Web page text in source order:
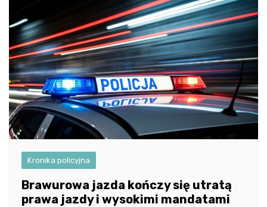
Kronika policyjna
Brawurowa jazda kończy się utratą
prawa jazdy i wysokimi mandatami